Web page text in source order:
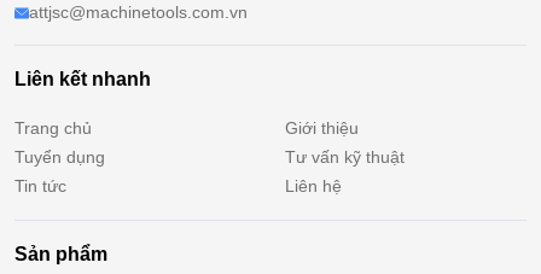
attjsc@machinetools.com.vn
Liên kết nhanh
Trang chủ
Giới thiệu
Tuyển dụng
Tư vấn kỹ thuật
Tin tức
Liên hệ
Sản phẩm